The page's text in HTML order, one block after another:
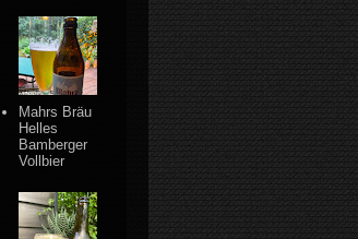
Mahrs Bräu
Helles
Bamberger
Vollbier